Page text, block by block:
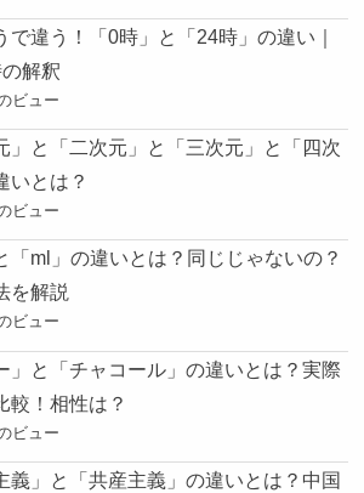
で違う！「0時」と「24時」の違い｜
解釈
ビュー
」と「二次元」と「三次元」と「四次
いとは？
ビュー
「ml」の違いとは？同じじゃないの？
を解説
ビュー
」と「チャコール」の違いとは？実際
較！相性は？
ビュー
義」と「共産主義」の違いとは？中国